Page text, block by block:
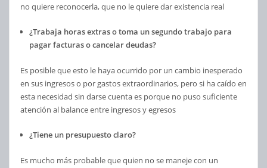
no quiere reconocerla, que no le quiere dar existencia real
¿Trabaja horas extras o toma un segundo trabajo para
pagar facturas o cancelar deudas?
Es posible que esto le haya ocurrido por un cambio inesperado
en sus ingresos o por gastos extraordinarios, pero si ha caído en
esta necesidad sin darse cuenta es porque no puso suficiente
atención al balance entre ingresos y egresos
¿Tiene un presupuesto claro?
Es mucho más probable que quien no se maneje con un